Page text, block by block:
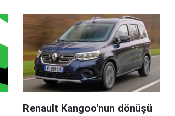
Renault Kangoo'nun dönüşü